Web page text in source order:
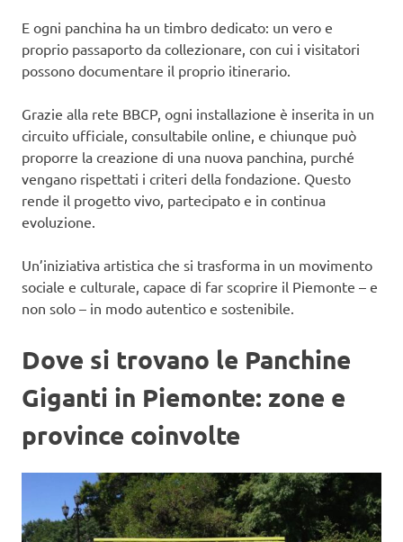
E ogni panchina ha un timbro dedicato: un vero e
proprio passaporto da collezionare, con cui i visitatori
possono documentare il proprio itinerario.
Grazie alla rete BBCP, ogni installazione è inserita in un
circuito ufficiale, consultabile online, e chiunque può
proporre la creazione di una nuova panchina, purché
vengano rispettati i criteri della fondazione. Questo
rende il progetto vivo, partecipato e in continua
evoluzione.
Un’iniziativa artistica che si trasforma in un movimento
sociale e culturale, capace di far scoprire il Piemonte – e
non solo – in modo autentico e sostenibile.
Dove si trovano le Panchine
Giganti in Piemonte: zone e
province coinvolte